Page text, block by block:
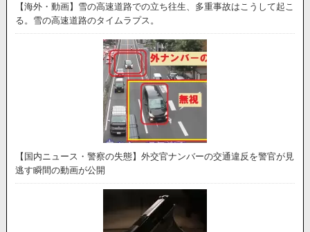
【海外・動画】雪の高速道路での立ち往生、多重事故はこうして起こ
る。雪の高速道路のタイムラプス。
【国内ニュース・警察の失態】外交官ナンバーの交通違反を警官が見
逃す瞬間の動画が公開